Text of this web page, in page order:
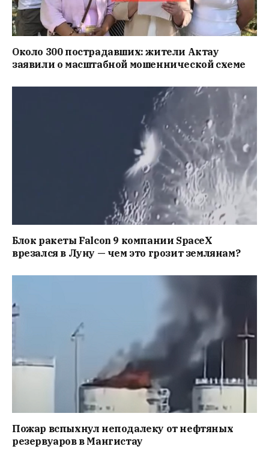
Около 300 пострадавших: жители Актау
заявили о масштабной мошеннической схеме
Блок ракеты Falcon 9 компании SpaceX
врезался в Луну — чем это грозит землянам?
Пожар вспыхнул неподалеку от нефтяных
резервуаров в Мангистау